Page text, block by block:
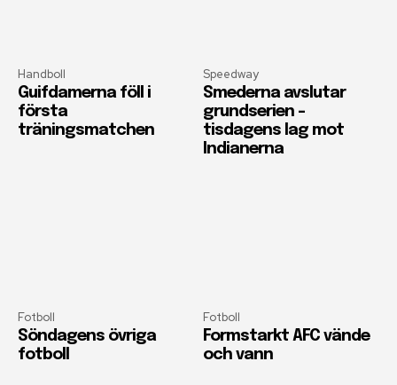
Handboll
Guifdamerna föll i
första
träningsmatchen
Speedway
Smederna avslutar
grundserien –
tisdagens lag mot
Indianerna
Fotboll
Söndagens övriga
fotboll
Fotboll
Formstarkt AFC vände
och vann